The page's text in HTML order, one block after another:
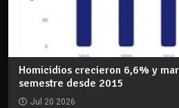
Homicidios crecieron 6,6% y
semestre desde 2015
Jul 20 2026